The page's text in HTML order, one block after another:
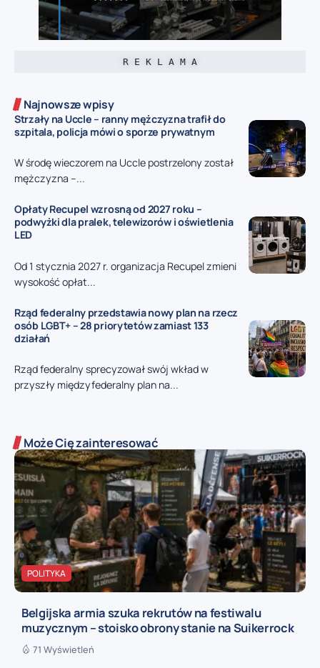
R E K L A M A
Najnowsze wpisy
Strzały na Uccle – ranny mężczyzna trafił do
szpitala, policja mówi o sporze prywatnym
W środę wieczorem na Uccle postrzelony został
mężczyzna –...
Opłaty Recupel wzrosną od 2027 roku –
podwyżki dla pralek, telewizorów i oświetlenia
LED
Od 1 stycznia 2027 r. organizacja Recupel zmieni
wysokość opłat...
Rząd federalny przedstawia nowy plan na rzecz
osób LGBT+ – 28 priorytetów zamiast 133
działań
Rząd federalny sprecyzował swój wkład w
przyszły międzyfederalny plan na...
Może Cię zainteresować
POLITYKA
Belgijska armia szuka rekrutów na festiwalu
muzycznym – stoisko obrony stanie na Suikerrock
71 Wyświetleń